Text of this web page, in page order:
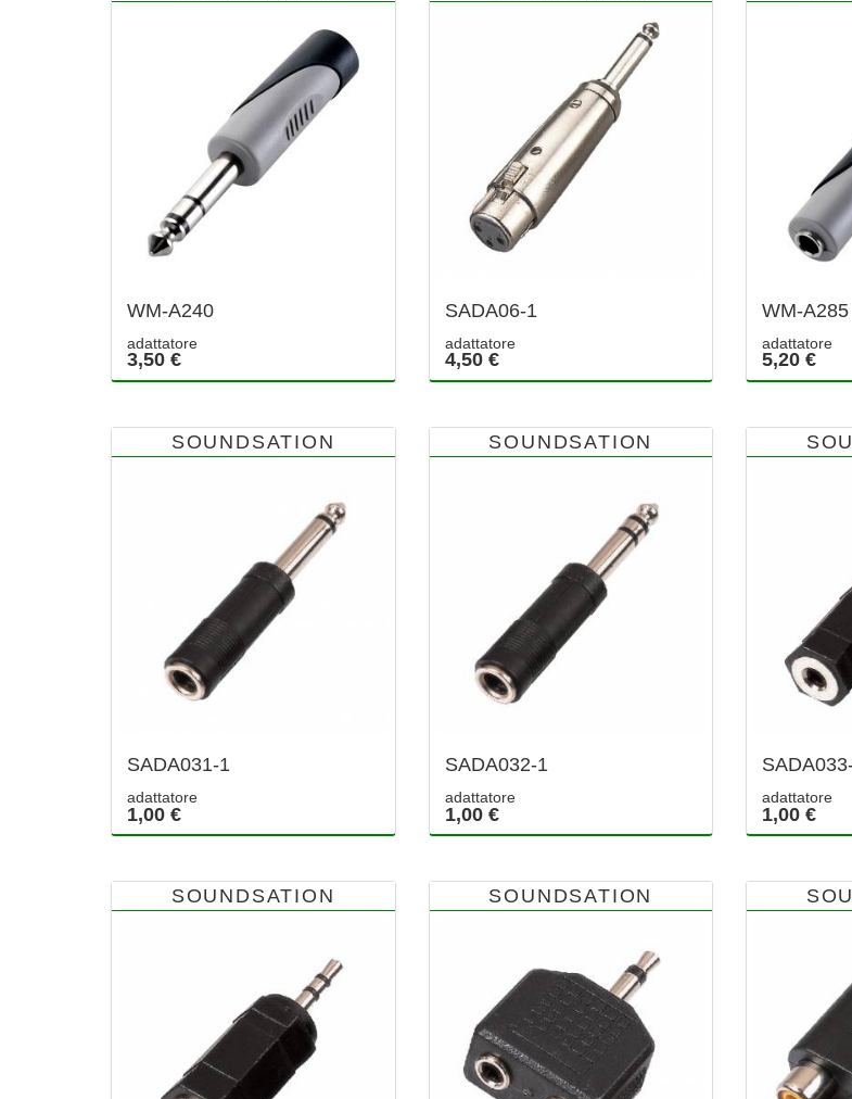
WM-A240
adattatore
3,50 €
SADA06-1
adattatore
4,50 €
WM-A285
adattatore
5,20 €
SOUNDSATION
SADA031-1
adattatore
1,00 €
SOUNDSATION
SADA032-1
adattatore
1,00 €
adattatore
1,00 €
SOUNDSATION SOUNDSATION